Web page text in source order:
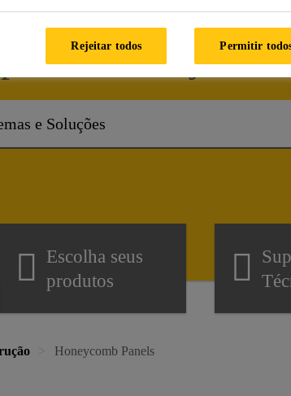
podemos te ajudar?
Escolha seus
produtos
Honeycomb Panels
Rejeitar todos Permitir